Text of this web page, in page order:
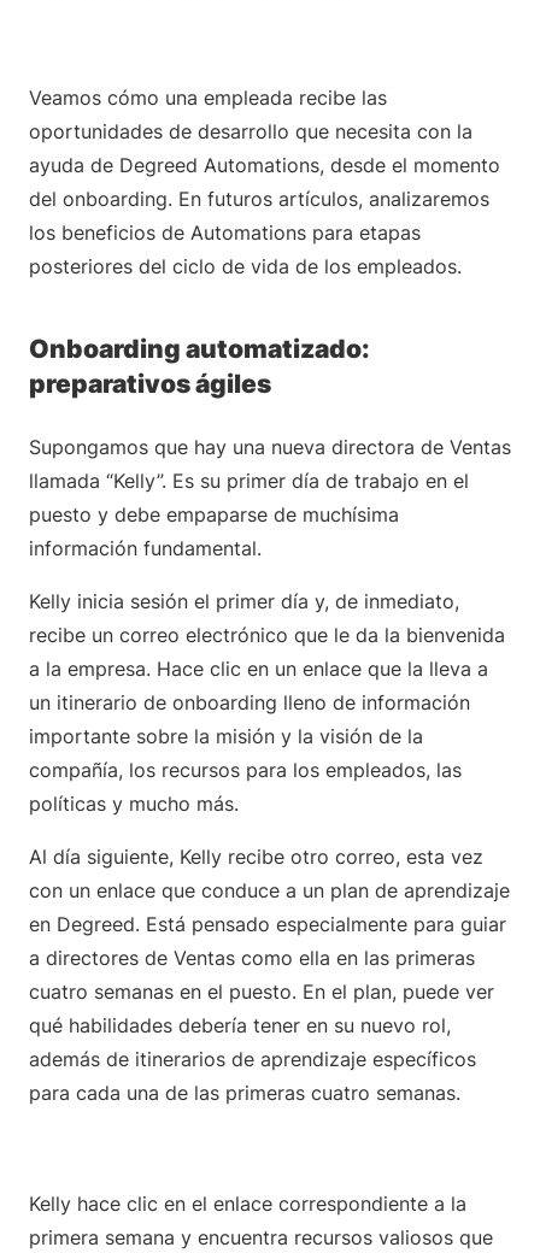
Veamos cómo una empleada recibe las
oportunidades de desarrollo que necesita con la
ayuda de Degreed Automations, desde el momento
del onboarding. En futuros artículos, analizaremos
los beneficios de Automations para etapas
posteriores del ciclo de vida de los empleados.
Onboarding automatizado:
preparativos ágiles
Supongamos que hay una nueva directora de Ventas
llamada “Kelly”. Es su primer día de trabajo en el
puesto y debe empaparse de muchísima
información fundamental.
Kelly inicia sesión el primer día y, de inmediato,
recibe un correo electrónico que le da la bienvenida
a la empresa. Hace clic en un enlace que la lleva a
un itinerario de onboarding lleno de información
importante sobre la misión y la visión de la
compañía, los recursos para los empleados, las
políticas y mucho más.
Al día siguiente, Kelly recibe otro correo, esta vez
con un enlace que conduce a un plan de aprendizaje
en Degreed. Está pensado especialmente para guiar
a directores de Ventas como ella en las primeras
cuatro semanas en el puesto. En el plan, puede ver
qué habilidades debería tener en su nuevo rol,
además de itinerarios de aprendizaje específicos
para cada una de las primeras cuatro semanas.
Kelly hace clic en el enlace correspondiente a la
primera semana y encuentra recursos valiosos que